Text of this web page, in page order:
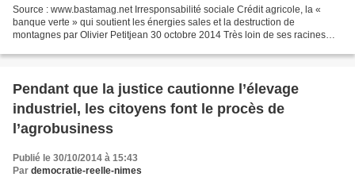
Source : www.bastamag.net Irresponsabilité sociale Crédit agricole, la «
banque verte » qui soutient les énergies sales et la destruction de
montagnes par Olivier Petitjean 30 octobre 2014 Très loin de ses racines
Pendant que la justice cautionne l’élevage
industriel, les citoyens font le procès de
l’agrobusiness
Publié le 30/10/2014 à 15:43
Par democratie-reelle-nimes